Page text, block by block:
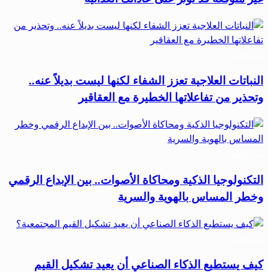
النباتات العلاجية تعزز الشفاء لكنها ليست بديلاً عنه..
وتحذير من تفاعلاتها الخطيرة مع العقاقير
التكنولوجيا الذكية ومحاكاة الأصوات.. بين الإبداع الرقمي
وخطر المساس بالهوية والسرية
كيف يستطيع الذكاء الصناعي أن يعيد تشكيل القيم